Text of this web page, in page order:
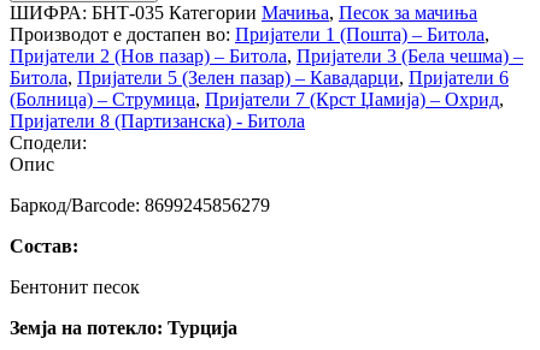
ШИФРА: БНТ-035 Категории Мачиња, Песок за мачиња
Производот е достапен во: Пријатели 1 (Пошта) – Битола,
Пријатели 2 (Нов пазар) – Битола, Пријатели 3 (Бела чешма) –
Битола, Пријатели 5 (Зелен пазар) – Кавадарци, Пријатели 6
(Болница) – Струмица, Пријатели 7 (Крст Џамија) – Охрид,
Пријатели 8 (Партизанска) - Битола
Сподели:
Опис
Баркод/Barcode: 8699245856279
Состав:
Бентонит песок
Земја на потекло: Турција